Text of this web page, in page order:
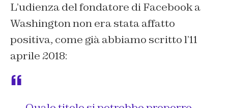
L’udienza del fondatore di Facebook a
Washington non era stata affatto
positiva, come già abbiamo scritto l’11
aprile 2018: